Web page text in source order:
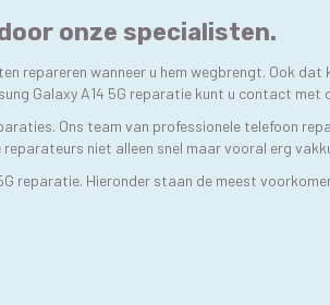
onze specialisten.
repareren wanneer u hem wegbrengt. Ook dat
Galaxy A14 5G reparatie kunt u contact met
Ons team van professionele telefoon
niet alleen snel maar vooral erg
reparatie. Hieronder staan de meest